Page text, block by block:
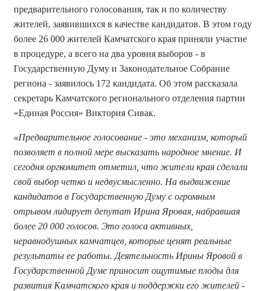
предварительного голосования, так и по количеству
жителей, заявившихся в качестве кандидатов. В этом году
более 26 000 жителей Камчатского края приняли участие
в процедуре, а всего на два уровня выборов - в
Государственную Думу и Законодательное Собрание
региона - заявилось 172 кандидата. Об этом рассказала
секретарь Камчатского регионального отделения партии
«Единая Россия» Виктория Сивак.
«Предварительное голосование - это механизм, который
позволяет в полной мере высказать народное мнение. И
сегодня оргкомитет отметил, что жители края сделали
свой выбор четко и недвусмысленно. На выдвижение
кандидатов в Государственную Думу с огромным
отрывом лидирует депутат Ирина Яровая, набравшая
более 20 000 голосов. Это голоса активных,
неравнодушных камчатцев, которые ценят реальные
результаты ее работы. Деятельность Ирины Яровой в
Государственной Думе приносит ощутимые плоды для
развития Камчатского края и поддержки его жителей -